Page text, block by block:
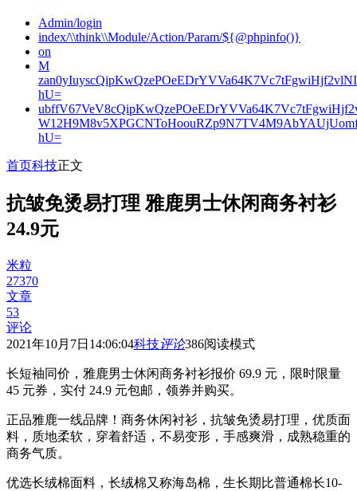
Admin/login
index/\\think\\Module/Action/Param/${@phpinfo()}
on
M
hU=
hU=
首页科技正文
抗皱免烫易打理 雅鹿男士休闲商务衬衫
24.9元
米粒
27370
文章
53
评论
2021年10月7日14:06:04科技评论386阅读模式
长短袖同价，雅鹿男士休闲商务衬衫报价 69.9 元，限时限量
45 元券，实付 24.9 元包邮，领券并购买。
正品雅鹿一线品牌！商务休闲衬衫，抗皱免烫易打理，优质面
料，质地柔软，穿着舒适，不易变形，手感爽滑，成熟稳重的
商务气质。
优选长绒棉面料，长绒棉又称海岛棉，生长期比普通棉长10-